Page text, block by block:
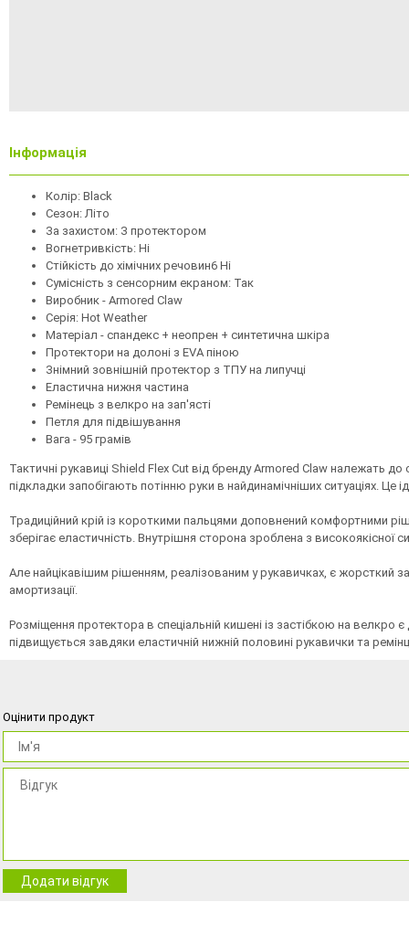
Інформація
Колір: Black
Сезон: Літо
За захистом: З протектором
Вогнетривкість: Ні
Стійкість до хімічних речовин6 Ні
Сумісність з сенсорним екраном: Так
Виробник - Armored Claw
Серія: Hot Weather
Матеріал - спандекс + неопрен + синтетична шкіра
Протектори на долоні з EVA піною
Знімний зовнішній протектор з ТПУ на липучці
Еластична нижня частина
Ремінець з велкро на зап'ясті
Петля для підвішування
Вага - 95 грамів
Тактичні рукавиці Shield Flex Cut від бренду Armored Claw належать
підкладки запобігають потінню руки в найдинамічніших ситуаціях. Це
Традиційний крій із короткими пальцями доповнений комфортними
зберігає еластичність. Внутрішня сторона зроблена з
Але найцікавішим рішенням, реалізованим у рукавичках, є жорсткий
амортизації.
Розміщення протектора в спеціальній кишені із застібкою на велкро
підвищується завдяки еластичній нижній половині рукавички та
Оцінити продукт
Додати відгук